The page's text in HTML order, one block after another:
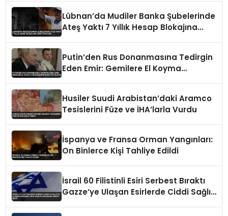
Lübnan’da Mudiler Banka Şubelerinde
Ateş Yaktı 7 Yıllık Hesap Blokajına
Putin’den Rus Donanmasına Tedirgin
Eden Emir: Gemilere El Koyma
Husiler Suudi Arabistan’daki Aramco
Tesislerini Füze ve İHA’larla Vurdu
İspanya ve Fransa Orman Yangınları:
On Binlerce Kişi Tahliye Edildi
İsrail 60 Filistinli Esiri Serbest Bıraktı
Gazze’ye Ulaşan Esirlerde Ciddi Sağlık